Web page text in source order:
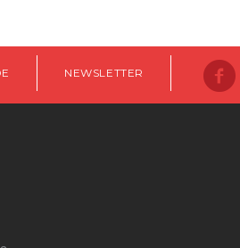
NEWSLETTER